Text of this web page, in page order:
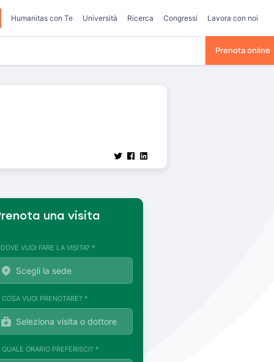
Humanitas con Te Università Ricerca Congressi Lavora con noi
Prenota online
una visita
VUOI FARE LA VISITA? *
COSA VUOI PRENOTARE? *
QUALE ORARIO PREFERISCI? *